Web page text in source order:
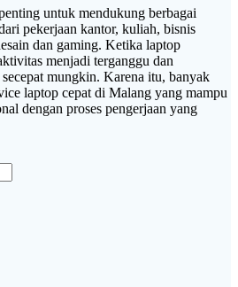
untuk mendukung berbagai
pekerjaan kantor, kuliah, bisnis
dan gaming. Ketika laptop
menjadi terganggu dan
mungkin. Karena itu, banyak
laptop cepat di Malang yang mampu
dengan proses pengerjaan yang